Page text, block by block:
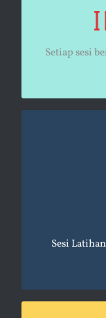
Setiap sesi
Untuk
Sesi
Tiada